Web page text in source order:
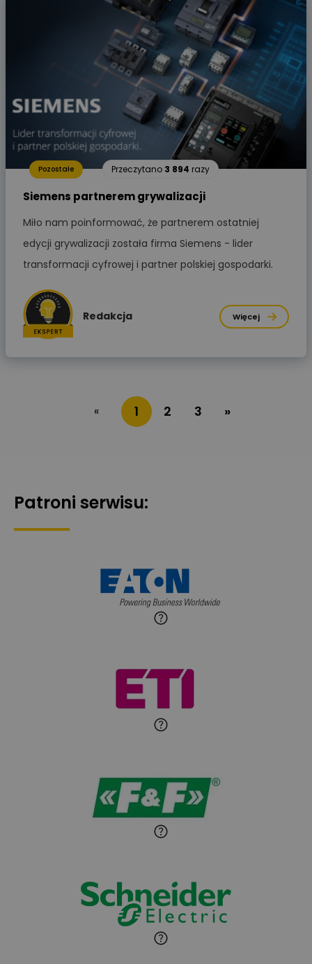
Pozostałe Przeczytano 3 894 razy
Siemens partnerem grywalizacji
Miło nam poinformować, że partnerem ostatniej
edycji grywalizacji została firma Siemens - lider
transformacji cyfrowej i partner polskiej gospodarki.
Redakcja Więcej
« 1 2 3 »
Patroni serwisu: